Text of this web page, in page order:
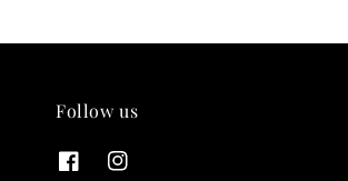
THT 九週年紀念 T-shirt
Follow us